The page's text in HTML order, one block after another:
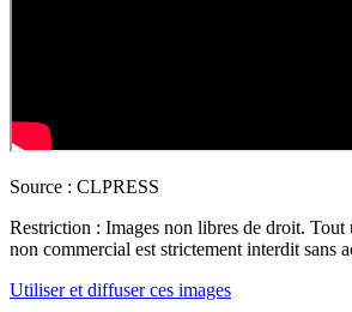
Source : CLPRESS
Restriction : Images non libres de droit. Tout
non commercial est strictement interdit sans
Utiliser et diffuser ces images